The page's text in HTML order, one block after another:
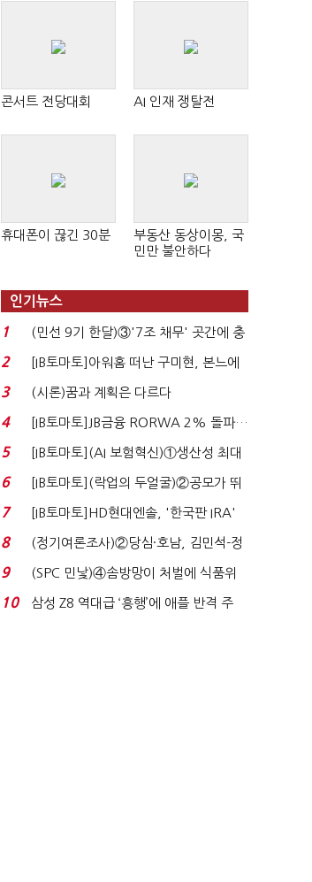
콘서트 전당대회 AI 인재 쟁탈전
휴대폰이 끊긴 30분
부동산 동상이몽, 국
민만 불안하다
인기뉴스
1
(민선 9기 한달)③'7조 채무' 곳간에 충
격…추미애, 20년...
2
[IB토마토]아워홈 떠난 구미현, 본느에
340억 베팅…가...
3 (시론)꿈과 계획은 다르다
4
[IB토마토]JB금융 RORWA 2% 돌파…
실적 견인은 은행 ...
5
[IB토마토](AI 보험혁신)①생산성 최대
80% 개선…현실...
6
[IB토마토](락업의 두얼굴)②공모가 뛰
자 첫날 매도…FI ...
7
[IB토마토]HD현대엔솔, '한국판 IRA'
수혜 부상…세액공...
8
(정기여론조사)②당심·호남, 김민석-정
청래 '초접전'...
9
(SPC 민낯)④솜방망이 처벌에 식품위
생법 위반 반복...
10
삼성 Z8 역대급 ‘흥행’에 애플 반격 주